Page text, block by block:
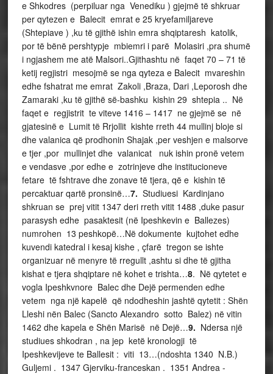
e Shkodres (perpiluar nga Venediku ) gjejmë të shkruar
per qytezen e Balecit emrat e 25 kryefamiljareve
(Shtepiave ) ,ku të gjithë ishin emra shqiptaresh katolik,
por të bënë pershtypje mbiemri i parë Molasiri ,pra shumë
i ngjashem me atë Malsori..Gjithashtu në faqet 70 – 71 të
ketij regjistri mesojmë se nga qyteza e Balecit mvareshin
edhe fshatrat me emrat Zakoli ,Braza, Dari ,Leporosh dhe
Zamaraki ,ku të gjithë së-bashku kishin 29 shtepia .. Në
faqet e regjistrit te viteve 1416 – 1417 ne gjejmë se në
gjatesinë e Lumit të Rrjollit kishte rreth 44 mullinj bloje si
dhe valanica që prodhonin Shajak ,per veshjen e malsorve
e tjer ,por mullinjet dhe valanicat nuk ishin pronë vetem
e vendasve ,por edhe e zotrinjeve dhe institucioneve
fetare të fshtrave dhe zonave të tjera, që e kishin të
percaktuar qartë pronsinë…7. Studiuesi Kardinjano
shkruan se prej vitit 1347 deri rreth vitit 1488 ,duke pasur
parasysh edhe pasaktesit (në Ipeshkevin e Ballezes)
numrohen 13 peshkopë…Në dokumente kujtohet edhe
kuvendi katedral i kesaj kishe , çfarë tregon se ishte
organizuar në menyre të rregullt ,ashtu si dhe të gjitha
kishat e tjera shqiptare në kohet e trishta…8. Në qytetet e
vogla Ipeshkvnore Balec dhe Dejë permenden edhe
vetem nga një kapelë që ndodheshin jashtë qytetit : Shën
Lleshi nën Balec (Sancto Alexandro sotto Balez) në vitin
1462 dhe kapela e Shën Marisë në Dejë…9. Ndersa një
studiues shkodran , na jep ketë kronologji të
Ipeshkevijeve te Ballesit : viti 13…(ndoshta 1340 N.B.)
Guljemi . 1347 Gjerviku-franceskan . 1351 Andrea -